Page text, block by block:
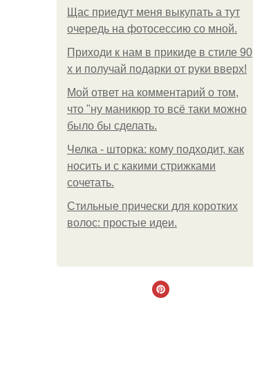
Щас приедут меня выкупать а тут
очередь на фотосессию со мной.
Приходи к нам в прикиде в стиле 90
х и получай подарки от руки вверх!
Мой ответ на комментарий о том,
что "ну маникюр то всё таки можно
было бы сделать.
Челка - шторка: кому подходит, как
носить и с какими стрижками
сочетать.
Стильные прически для коротких
волос: простые идеи.